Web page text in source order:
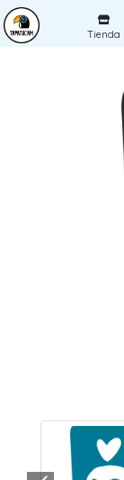
Tienda